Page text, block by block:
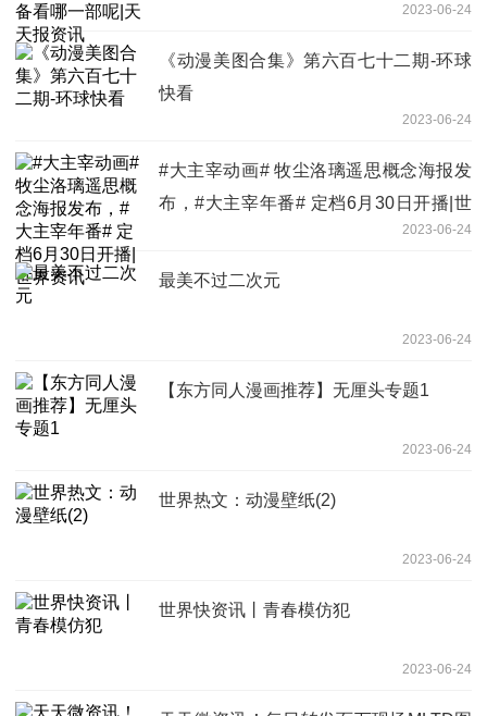
2023-06-24
《动漫美图合集》第六百七十二期-环球
快看
2023-06-24
#大主宰动画# 牧尘洛璃遥思概念海报发
布，#大主宰年番# 定档6月30日开播|世
2023-06-24
最美不过二次元
2023-06-24
【东方同人漫画推荐】无厘头专题1
2023-06-24
世界热文：动漫壁纸(2)
2023-06-24
世界快资讯丨青春模仿犯
2023-06-24